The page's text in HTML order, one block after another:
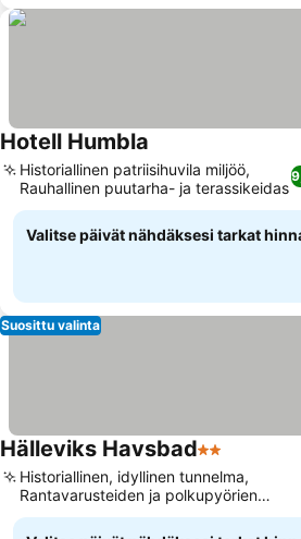
Hotell Humbla
Historiallinen patriisihuvila miljöö,
Rauhallinen puutarha- ja terassikeidas
Valitse päivät nähdäksesi tarkat
Suosittu valinta
Hälleviks Havsbad2
Historiallinen, idyllinen tunnelma,
Rantavarusteiden ja polkupyörien
vuokraus